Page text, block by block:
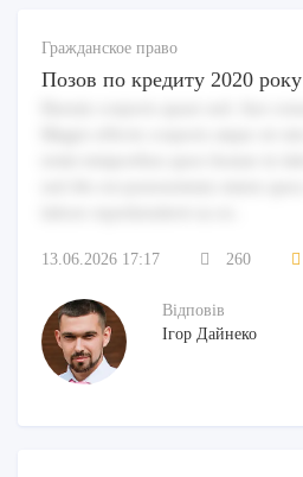
Гражданское право
Позов по кредиту 2020 року
13.06.2026 17:17 260
Відповів
Ігор Дайнеко